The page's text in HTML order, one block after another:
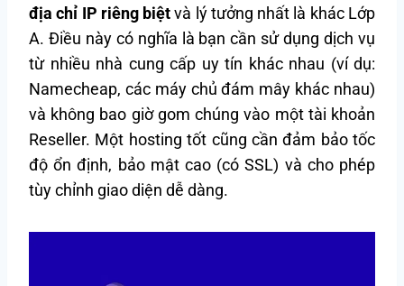
địa chỉ IP riêng biệtvà lý tưởng nhất là khác Lớp
A. Điều này có nghĩa là bạn cần sử dụng dịch vụ
từ nhiều nhà cung cấp uy tín khác nhau (ví dụ:
Namecheap, các máy chủ đám mây khác nhau)
và không bao giờ gom chúng vào một tài khoản
Reseller. Một hosting tốt cũng cần đảm bảo tốc
độ ổn định, bảo mật cao (có SSL) và cho phép
tùy chỉnh giao diện dễ dàng.